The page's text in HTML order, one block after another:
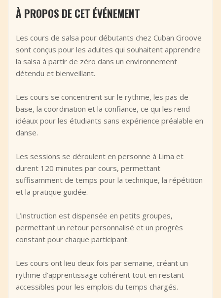
À PROPOS DE CET ÉVÉNEMENT
Les cours de salsa pour débutants chez Cuban Groove
sont conçus pour les adultes qui souhaitent apprendre
la salsa à partir de zéro dans un environnement
détendu et bienveillant.
Les cours se concentrent sur le rythme, les pas de
base, la coordination et la confiance, ce qui les rend
idéaux pour les étudiants sans expérience préalable en
danse.
Les sessions se déroulent en personne à Lima et
durent 120 minutes par cours, permettant
suffisamment de temps pour la technique, la répétition
et la pratique guidée.
L’instruction est dispensée en petits groupes,
permettant un retour personnalisé et un progrès
constant pour chaque participant.
Les cours ont lieu deux fois par semaine, créant un
rythme d’apprentissage cohérent tout en restant
accessibles pour les emplois du temps chargés.